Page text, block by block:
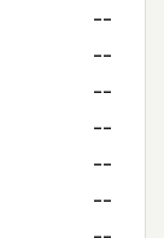
--
--
--
--
--
--